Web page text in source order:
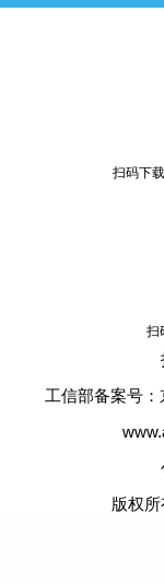
扫码下
扫
工信部备案号
版权